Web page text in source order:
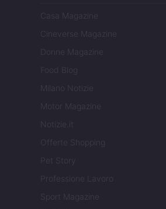
Casa Magazine
Cineverse Magazine
Donne Magazine
Food Blog
Milano Notizie
Motor Magazine
Notizie.it
Offerte Shopping
Pet Story
Professione Lavoro
Sport Magazine